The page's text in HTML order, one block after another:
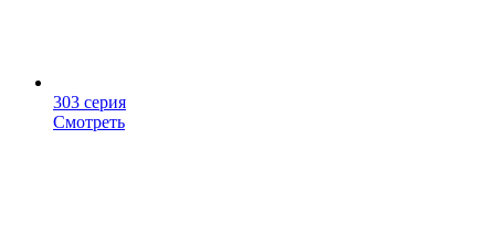
303 серия
Смотреть